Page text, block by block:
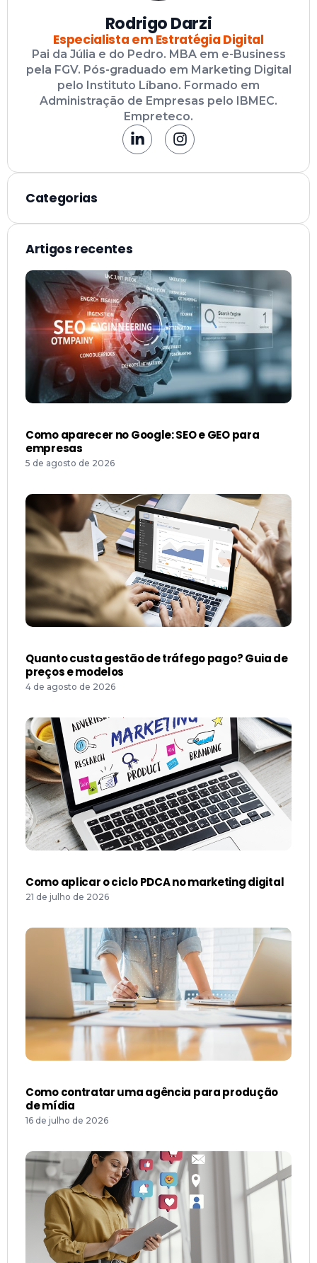
Rodrigo Darzi
Especialista em Estratégia Digital
Pai da Júlia e do Pedro. MBA em e-Business
pela FGV. Pós-graduado em Marketing Digital
pelo Instituto Líbano. Formado em
Administração de Empresas pelo IBMEC.
Empreteco.
Categorias
Artigos recentes
Como aparecer no Google: SEO e GEO para
empresas
5 de agosto de 2026
Quanto custa gestão de tráfego pago? Guia de
preços e modelos
4 de agosto de 2026
Como aplicar o ciclo PDCA no marketing digital
21 de julho de 2026
Como contratar uma agência para produção
de mídia
16 de julho de 2026